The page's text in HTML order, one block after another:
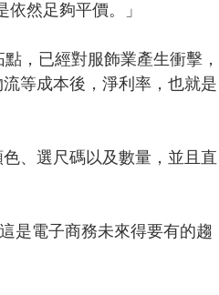
然足夠平價。」
，已經對服飾業產生衝擊，
等成本後，淨利率，也就是
、選尺碼以及數量，並且直
是電子商務未來得要有的趨